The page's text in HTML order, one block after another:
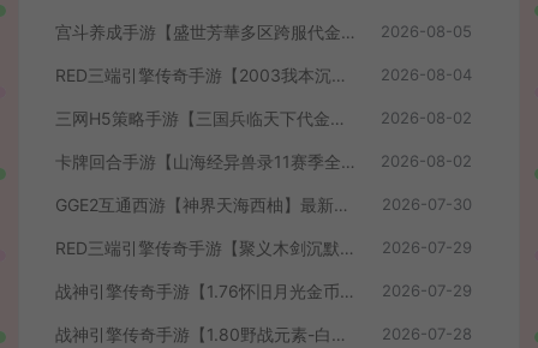
宫斗养成手游【盛世芳華多区跨服代金券本地优化版】最新整理单机一键即玩端+Linux手工服务端+CDK授权后台+安卓+详细搭建教程 2026-08-05
RED三端引擎传奇手游【2003我本沉默】最新整理Win系服务端+安卓苹果PC三端+详细搭建教程 2026-08-04
三网H5策略手游【三国兵临天下代金券内购七合修复版】最新整理单机一键即玩镜像端+Linux手工服务端+管理后台+GM授权后台+简易安卓客户端+详细搭建教程+视频教程 2026-08-02
卡牌回合手游【山海经异兽录11赛季全人物代金券内购版】最新整理WIN系服务端+授权GM后台+管理后台+热更修改工具+安卓+详细搭建教程 2026-08-02
GGE2互通西游【神界天海西柚】最新整理Win系服务端+安卓苹果PC三端+内置GM工具+全套源码+详细搭建教程+视频教程 2026-07-30
RED三端引擎传奇手游【聚义木剑沉默高仿嘟嘟沉默】最新整理Win系服务端+安卓苹果PC三端+详细搭建教程 2026-07-29
战神引擎传奇手游【1.76怀旧月光金币版】最新整理Win系复古服务端+安卓苹果双端+GM授权物品后台+详细搭建教程 2026-07-29
战神引擎传奇手游【1.80野战元素-白猪7.2免授权】最新整理Win系特色服务端+安卓+GM授权物品后台+详细搭建教程 2026-07-28